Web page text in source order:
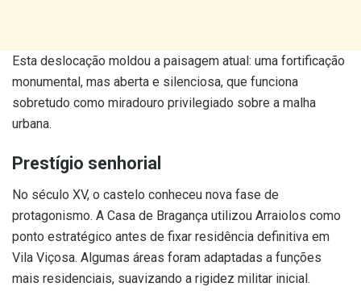
Esta deslocação moldou a paisagem atual: uma fortificação
monumental, mas aberta e silenciosa, que funciona
sobretudo como miradouro privilegiado sobre a malha
urbana.
Prestígio senhorial
No século XV, o castelo conheceu nova fase de
protagonismo. A Casa de Bragança utilizou Arraiolos como
ponto estratégico antes de fixar residência definitiva em
Vila Viçosa. Algumas áreas foram adaptadas a funções
mais residenciais, suavizando a rigidez militar inicial.